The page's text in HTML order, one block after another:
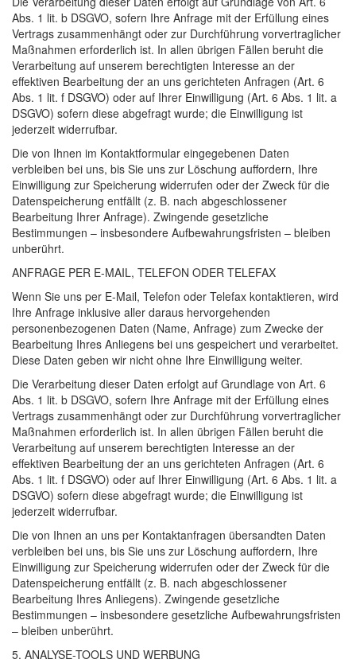
Abs. 1 lit. b DSGVO, sofern Ihre Anfrage mit der Erfüllung eines
Vertrags zusammenhängt oder zur Durchführung vorvertraglicher
Maßnahmen erforderlich ist. In allen übrigen Fällen beruht die
Verarbeitung auf unserem berechtigten Interesse an der
effektiven Bearbeitung der an uns gerichteten Anfragen (Art. 6
Abs. 1 lit. f DSGVO) oder auf Ihrer Einwilligung (Art. 6 Abs. 1 lit. a
DSGVO) sofern diese abgefragt wurde; die Einwilligung ist
jederzeit widerrufbar.
Die von Ihnen im Kontaktformular eingegebenen Daten
verbleiben bei uns, bis Sie uns zur Löschung auffordern, Ihre
Einwilligung zur Speicherung widerrufen oder der Zweck für die
Datenspeicherung entfällt (z. B. nach abgeschlossener
Bearbeitung Ihrer Anfrage). Zwingende gesetzliche
Bestimmungen – insbesondere Aufbewahrungsfristen – bleiben
unberührt.
ANFRAGE PER E-MAIL, TELEFON ODER TELEFAX
Wenn Sie uns per E-Mail, Telefon oder Telefax kontaktieren, wird
Ihre Anfrage inklusive aller daraus hervorgehenden
personenbezogenen Daten (Name, Anfrage) zum Zwecke der
Bearbeitung Ihres Anliegens bei uns gespeichert und verarbeitet.
Diese Daten geben wir nicht ohne Ihre Einwilligung weiter.
Die Verarbeitung dieser Daten erfolgt auf Grundlage von Art. 6
Abs. 1 lit. b DSGVO, sofern Ihre Anfrage mit der Erfüllung eines
Vertrags zusammenhängt oder zur Durchführung vorvertraglicher
Maßnahmen erforderlich ist. In allen übrigen Fällen beruht die
Verarbeitung auf unserem berechtigten Interesse an der
effektiven Bearbeitung der an uns gerichteten Anfragen (Art. 6
Abs. 1 lit. f DSGVO) oder auf Ihrer Einwilligung (Art. 6 Abs. 1 lit. a
DSGVO) sofern diese abgefragt wurde; die Einwilligung ist
jederzeit widerrufbar.
Die von Ihnen an uns per Kontaktanfragen übersandten Daten
verbleiben bei uns, bis Sie uns zur Löschung auffordern, Ihre
Einwilligung zur Speicherung widerrufen oder der Zweck für die
Datenspeicherung entfällt (z. B. nach abgeschlossener
Bearbeitung Ihres Anliegens). Zwingende gesetzliche
Bestimmungen – insbesondere gesetzliche Aufbewahrungsfristen
– bleiben unberührt.
5. ANALYSE-TOOLS UND WERBUNG